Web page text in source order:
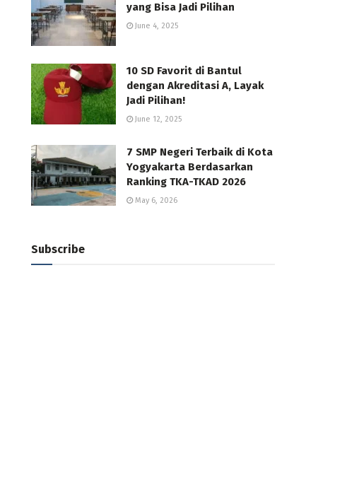
yang Bisa Jadi Pilihan
June 4, 2025
10 SD Favorit di Bantul
dengan Akreditasi A, Layak
Jadi Pilihan!
June 12, 2025
7 SMP Negeri Terbaik di Kota
Yogyakarta Berdasarkan
Ranking TKA-TKAD 2026
May 6, 2026
Subscribe